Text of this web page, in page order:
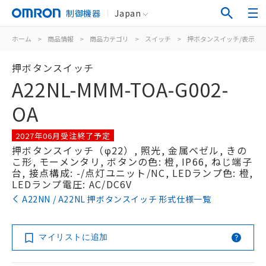
制御機器 Japan
ホーム > 商品情報 > 商品カテゴリ > スイッチ > 押ボタンスイッチ/表示灯
押ボタンスイッチ
A22NL-MMM-TOA-G002-
OA
2027年06月受注終了予定
押ボタンスイッチ（φ22）, 照光, 金属ベゼル, きの
こ形, モーメンタリ, ボタンの色: 橙, IP66, ねじ端子
台, 接点構成: -/点灯ユニット/NC, LEDランプ色: 橙,
LEDランプ電圧: AC/DC6V
A22NN / A22NL 押ボタンスイッチ 形式仕様一覧
マイリストに追加